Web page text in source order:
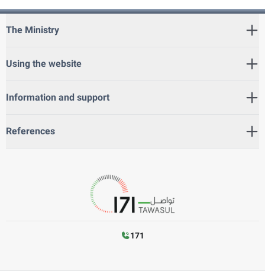
The Ministry
Using the website
Information and support
References
171